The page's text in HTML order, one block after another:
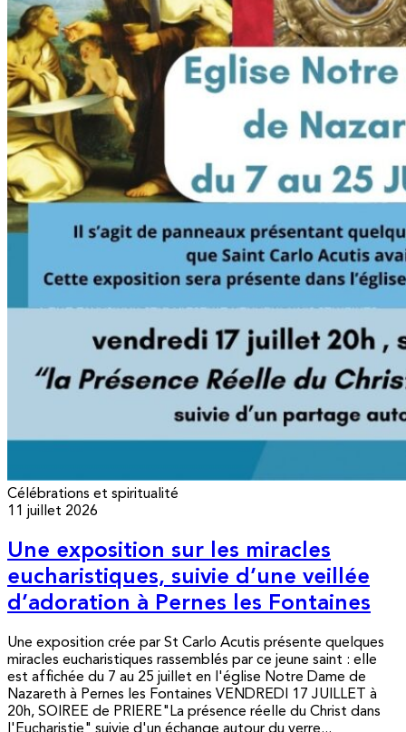
Célébrations et spiritualité
11 juillet 2026
Une exposition sur les miracles
eucharistiques, suivie d’une veillée
d’adoration à Pernes les Fontaines
Une exposition crée par St Carlo Acutis présente quelques
miracles eucharistiques rassemblés par ce jeune saint : elle
est affichée du 7 au 25 juillet en l'église Notre Dame de
Nazareth à Pernes les Fontaines VENDREDI 17 JUILLET à
20h, SOIREE de PRIERE"La présence réelle du Christ dans